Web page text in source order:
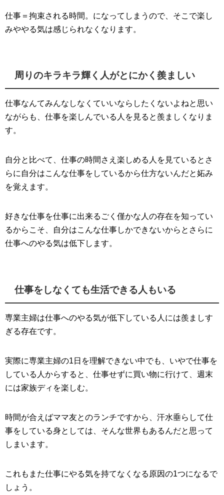
仕事＝拘束される時間。になってしまうので、そこで楽し
みややる気は感じられなくなります。
周りのキラキラ輝く人がとにかく羨ましい
仕事なんてみんなしなくていいならしたくないよねと思い
ながらも、仕事を楽しんでいる人を見ると羨ましくなりま
す。
自分と比べて、仕事の時間さえ楽しめる人を見ているとさ
らに自分はこんな仕事をしているから仕方ないんだと妬み
を覚えます。
好きな仕事を仕事に出来るごく僅かな人の存在を知ってい
るからこそ、自分はこんな仕事しかできないからとさらに
仕事へのやる気は低下します。
仕事をしなくても生活できる人もいる
専業主婦は仕事へのやる気が低下している人には羨ましす
ぎる存在です。
実際に専業主婦の1日を理解できない中でも、いやで仕事を
している人からすると、仕事せずに買い物に行けて、週末
には家族ディを楽しむ。
時間が合えばママ友とのランチですから、汗水垂らして仕
事をしている身としては、そんな世界もあるんだと思って
しまいます。
これもまた仕事にやる気を持てなくなる原因の1つになるで
しょう。